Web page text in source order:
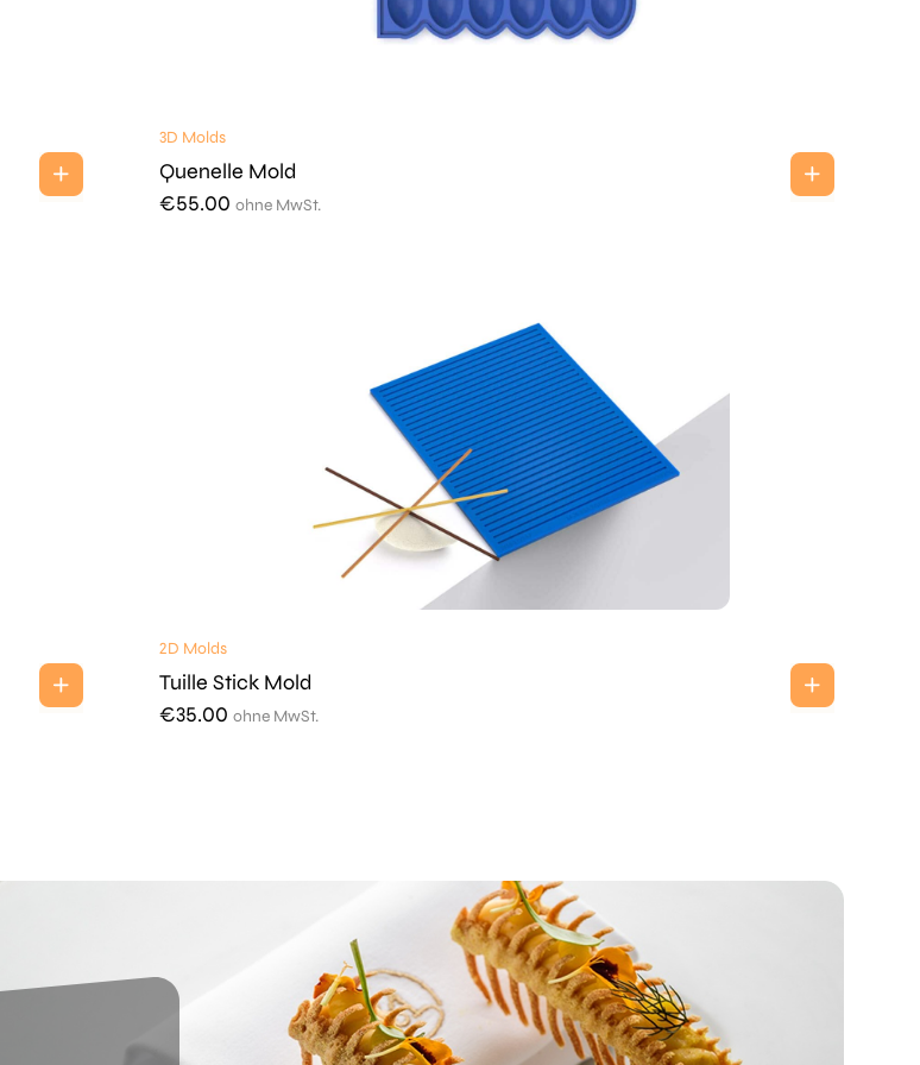
3D Molds
Quenelle Mold
€55.00 ohne MwSt.
2D Molds
Tuille Stick Mold
€35.00 ohne MwSt.